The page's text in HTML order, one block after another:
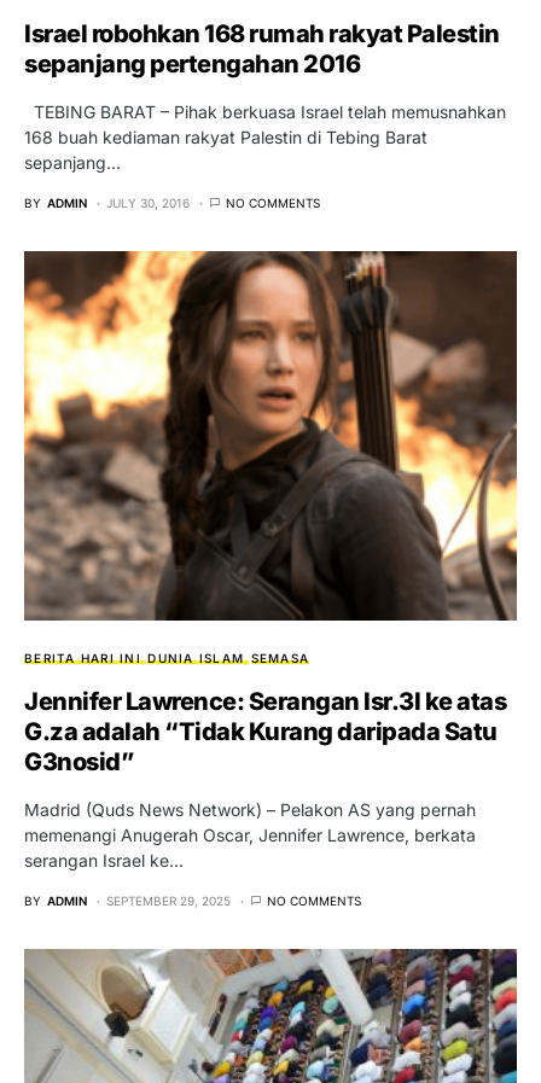
Israel robohkan 168 rumah rakyat Palestin
sepanjang pertengahan 2016
TEBING BARAT – Pihak berkuasa Israel telah memusnahkan
168 buah kediaman rakyat Palestin di Tebing Barat
sepanjang…
BY ADMIN JULY 30, 2016 NO COMMENTS
BERITA HARI INI DUNIA ISLAM SEMASA
Jennifer Lawrence: Serangan Isr.3l ke atas
G.za adalah “Tidak Kurang daripada Satu
G3nosid”
Madrid (Quds News Network) – Pelakon AS yang pernah
memenangi Anugerah Oscar, Jennifer Lawrence, berkata
serangan Israel ke…
BY ADMIN SEPTEMBER 29, 2025 NO COMMENTS